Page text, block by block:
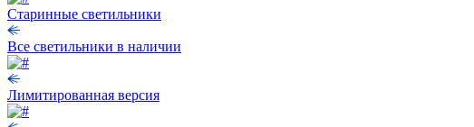
Старинные светильники
Все светильники в наличии
Лимитированная версия